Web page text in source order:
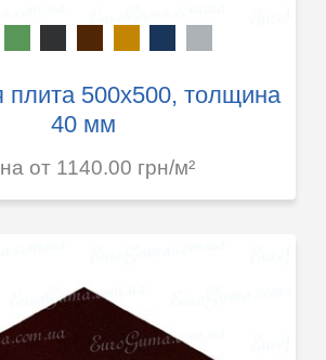
плита 500х500, толщина
40 мм
от 1140.00 грн/м²